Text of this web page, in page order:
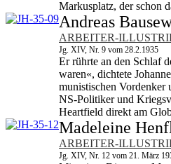
Markusplatz, der schon
Andreas
ARBEITER-
Jg. XIV, Nr. 9 vom 28.2.1935
Er rührte an den Schlaf
waren«, dichtete
munistischen
NS-Politiker und
Heartfield direkt am
Madeleine
ARBEITER-
Jg. XIV, Nr. 12 vom 21. März